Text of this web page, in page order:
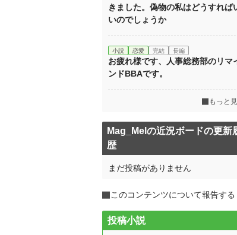
きました。偽物の私はどうすれば
いのでしょうか
小説 恋愛 完結 長編
お疲れ様です、人事総務部のリマ
ンドBBAです。
もっと
Mag_Melの近況ボードの更新
歴
まだ投稿がありません
このコンテンツについて報告する
投稿小説